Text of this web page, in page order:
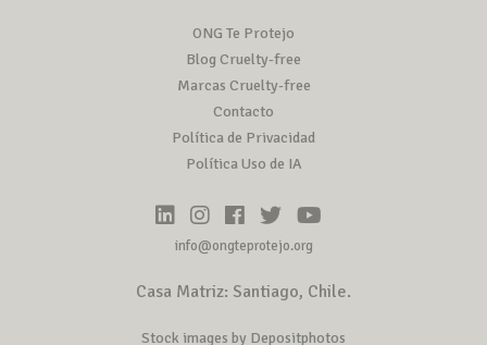
ONG Te Protejo
Blog Cruelty-free
Marcas Cruelty-free
Contacto
Política de Privacidad
Política Uso de IA
info@ongteprotejo.org
Casa Matriz: Santiago, Chile.
Stock images by Depositphotos